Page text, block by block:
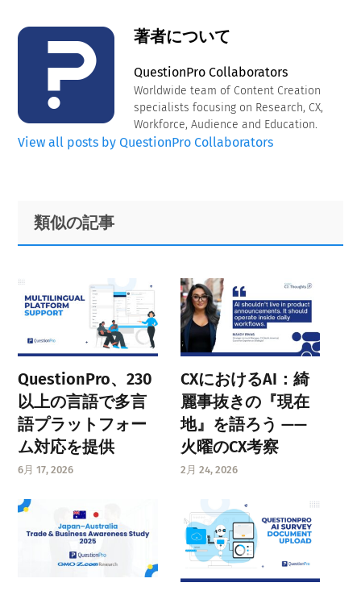
著者について
QuestionPro Collaborators
Worldwide team of Content Creation
specialists focusing on Research, CX,
Workforce, Audience and Education.
View all posts by QuestionPro Collaborators
Primary
Sidebar
Footer
類似の記事
QuestionPro、230
以上の言語で多言
語プラットフォー
ム対応を提供
6月 17, 2026
CXにおけるAI：綺
麗事抜きの『現在
地』を語ろう ——
火曜のCX考察
2月 24, 2026